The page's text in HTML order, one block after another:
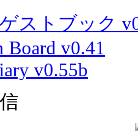
ストブック
Board v0.41
v0.55b